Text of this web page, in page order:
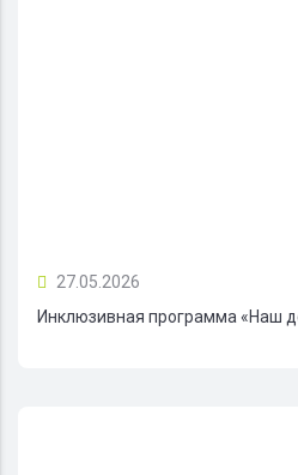
27.05.2026
Инклюзивная программа «Наш